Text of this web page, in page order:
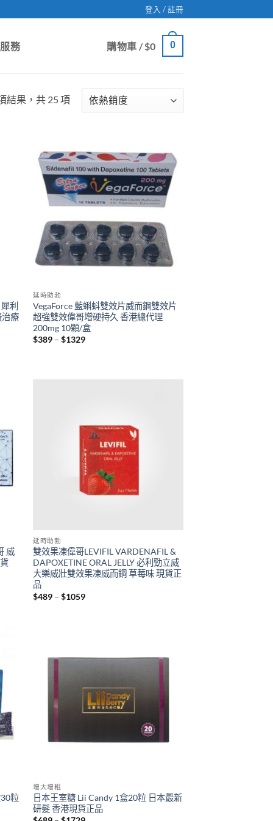
登入 / 註冊
務 購物車 /$0 0
結果，共 25 項Sorted
利
治療
延時助勃
VegaForce 藍蝌蚪雙效片威而鋼雙效片
超強雙效偉哥增硬持久 香港總代理
200mg 10顆/盒
$389 – $1329Price
威
延時助勃
雙效果凍偉哥LEVIFIL VARDENAFIL &
DAPOXETINE ORAL JELLY 必利勁立威
大樂威壯雙效果凍威而鋼 草莓味 現貨正
品
$489 – $1059Price
粒
增大增粗
日本王室糖 Lii Candy 1盒20粒 日本最新
研髮 香港現貨正品